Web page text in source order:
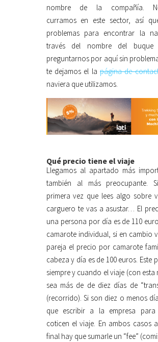
nombre de la compañía.
curramos en este sector, así
problemas para encontrar la
través del nombre del buque
preguntarnos por aquí sin
te dejamos el la página de
naviera que utilizamos.
Qué precio tiene el viaje
Llegamos al apartado más
también al más preocupante.
primera vez que lees algo sobre
carguero te vas a asustar… El
una persona por día es de 110
camarote individual, si en cambio
pareja el precio por camarote
cabeza y día es de 100 euros. Este
siempre y cuando el viaje (con esta
sea más de de diez días de
(recorrido). Si son diez o menos
que escribir a la empresa
coticen el viaje. En ambos casos
final hay que sumarle un “fee”